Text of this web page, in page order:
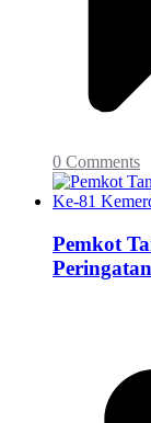
0 Comments
Pemkot